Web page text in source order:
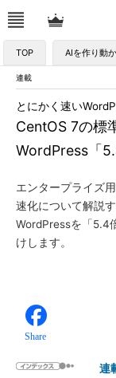
TOP AIを作り動
連載
CentOS 7の標
WordPress「
とにかく速い
エンタープライズ
速化について解説
WordPressを「5.4
けします。
Share
連